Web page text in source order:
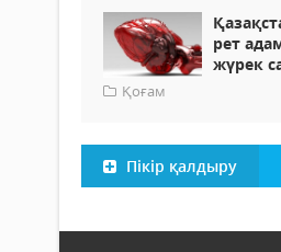
рет
жүрек
Қоғам
Пікір қалдыру